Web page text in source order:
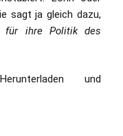
sagt ja gleich dazu,
für ihre Politik des
und